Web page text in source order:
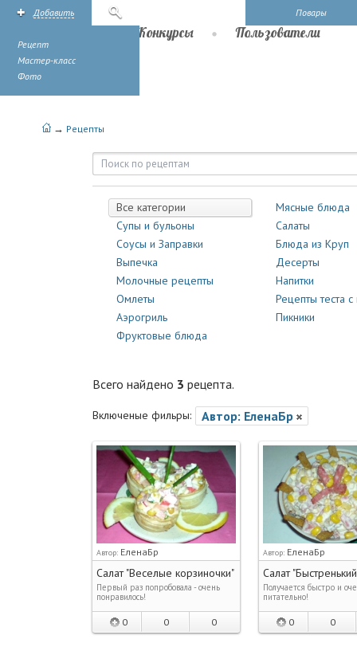
Повары
Добавить
Рецепт
Мастер-класс
Фото
Конкурсы Пользователи
→ Рецепты
Рецепты | Повары.ру
Все категории
Мясные блюда
Супы и бульоны
Салаты
Соусы и Заправки
Блюда из Круп
Выпечка
Десерты
Молочные рецепты
Напитки
Омлеты
Рецепты теста с
Аэрогриль
Пикники
Фруктовые блюда
Всего найдено 3 рецепта.
Включеные фильры: Автор: ЕленаБр
Автор: ЕленаБр
Салат "Веселые корзиночки"
Первый раз попробовала - очень
понравилось!
0 0 0
Автор: ЕленаБр
Салат
Получается быстро и
питательно!
0 0